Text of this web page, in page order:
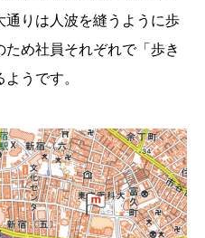
りは人波を縫うように歩
め社員それぞれで「歩き
うです。